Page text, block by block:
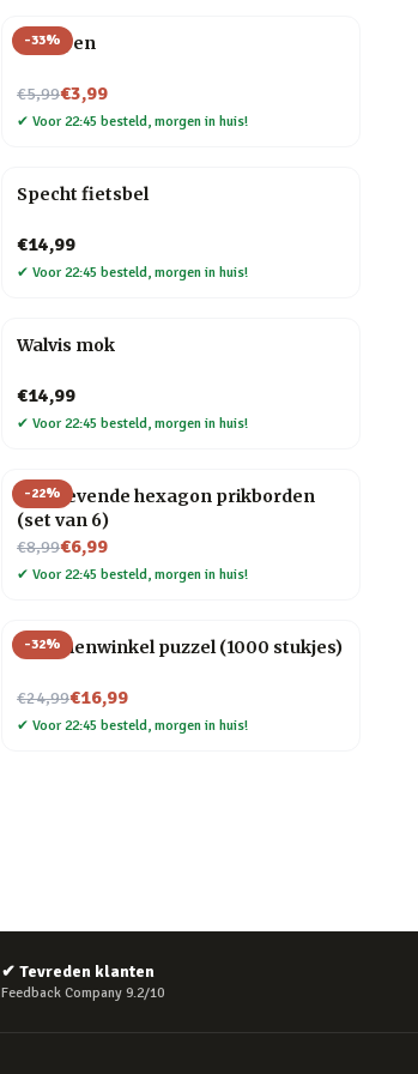
-33%
Veer pen
€5,99
Nu voor€3,99
✔ Voor 22:45 besteld, morgen in huis!
Specht fietsbel
€14,99
✔ Voor 22:45 besteld, morgen in huis!
Walvis mok
€14,99
✔ Voor 22:45 besteld, morgen in huis!
-22%
Zelfklevende hexagon prikborden
(set van 6)
€8,99
Nu voor€6,99
✔ Voor 22:45 besteld, morgen in huis!
-32%
Bloemenwinkel puzzel (1000 stukjes)
€24,99
Nu voor€16,99
✔ Voor 22:45 besteld, morgen in huis!
✔ Tevreden klanten
Feedback Company 9.2/10